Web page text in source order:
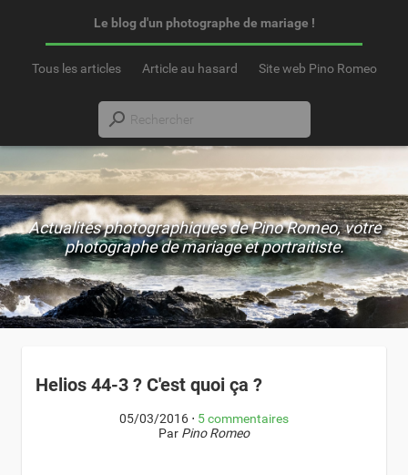
Le blog d'un photographe de mariage !
Tous les articles Article au hasard Site web Pino Romeo
Actualités photographiques de Pino Romeo, votre
photographe de mariage et portraitiste.
Helios 44-3 ? C'est quoi ça ?
05/03/2016 ⋅ 5 commentaires
Par Pino Romeo